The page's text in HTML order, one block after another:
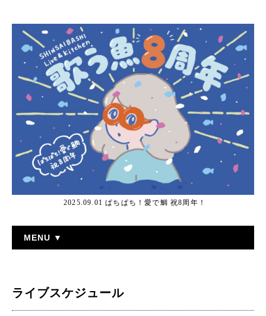
2025.09.01 ぱちぱち！愛で鯛 祝8周年！
MENU ▼
ライブスケジュール